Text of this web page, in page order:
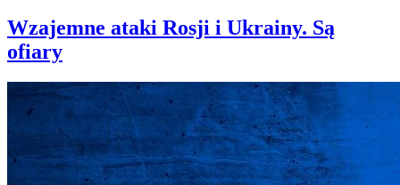
Wzajemne ataki Rosji i Ukrainy. Są
ofiary